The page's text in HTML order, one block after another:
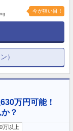
今が狙い目！
）
万円可能！
？
万以上